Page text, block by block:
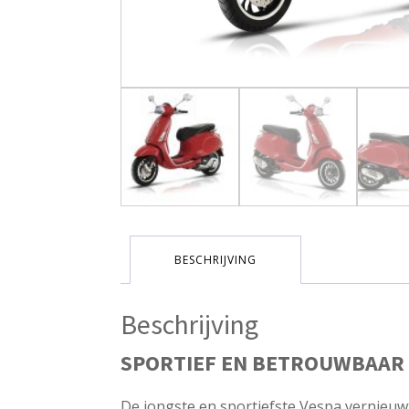
BESCHRIJVING
Beschrijving
SPORTIEF EN BETROUWBAAR